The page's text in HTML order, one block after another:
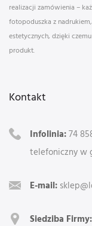
realizacji zamówienia –
fotopoduszka z
estetycznych, dzięki
produkt.
Kontakt
Infolinia:74
telefoniczny w
E-mail:
Siedziba Firmy: